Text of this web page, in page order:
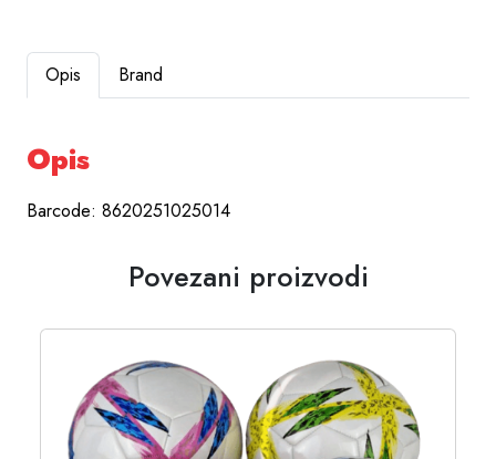
Opis Brand
Opis
Barcode: 8620251025014
Povezani proizvodi